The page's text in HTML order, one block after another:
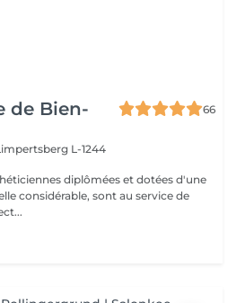
de Bien-
66
L-1244
diplômées et dotées d'une
considérable, sont au service de